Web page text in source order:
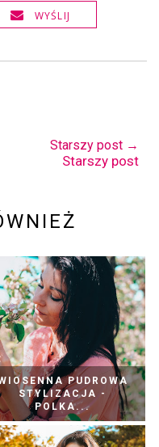
WYŚLIJ
Starszy post →
Starszy post
PUDROWA
STYLIZACJA -
POLKA...